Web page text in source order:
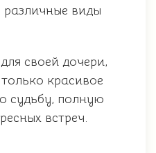
виды
своей дочери,
красивое
судьбу, полную
встреч.